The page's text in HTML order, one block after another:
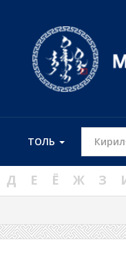
ТОЛЬ Кирил
Д Е Ё Ж З